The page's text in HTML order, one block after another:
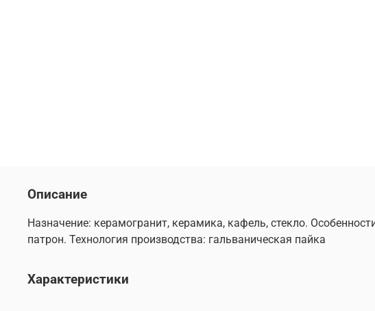
Описание
Назначение: керамогранит, керамика, кафель, стекло.
патрон. Технология производства: гальваническая пайка
Характеристики